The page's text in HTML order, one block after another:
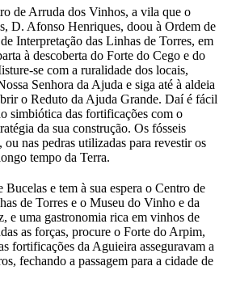
de Arruda dos Vinhos, a vila que o
D. Afonso Henriques, doou à Ordem de
Interpretação das Linhas de Torres, em
à descoberta do Forte do Cego e do
se com a ruralidade dos locais,
Senhora da Ajuda e siga até à aldeia
o Reduto da Ajuda Grande. Daí é fácil
simbiótica das fortificações com o
da sua construção. Os fósseis
ou nas pedras utilizadas para revestir os
tempo da Terra.
e tem à sua espera o Centro de
de Torres e o Museu do Vinho e da
e uma gastronomia rica em vinhos de
as forças, procure o Forte do Arpim,
fortificações da Aguieira asseguravam a
fechando a passagem para a cidade de